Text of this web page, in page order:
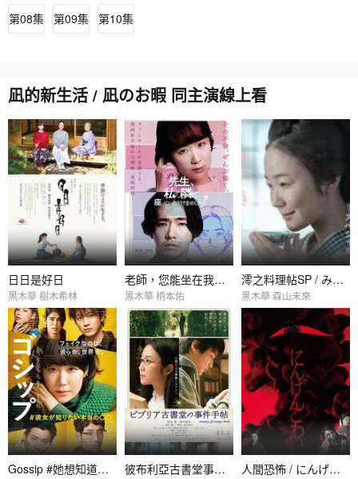
台播出。
第08集 第09集 第10集
凪的新生活 / 凪のお暇 同主演線上看
日日是好日
黑木華 樹木希林
老師，您能坐在我旁邊嗎？ / 先生、私の隣に座っていただけませんか？
黑木華 柄本佑
澪之料理帖SP / みをつくし料理帖スペシャル
黑木華 森山未來
Gossip #她想知道的真正的○○ / ゴシップ#彼女が知りたい本當の○○ 彼布利亞古書堂事件手帖 / ビブリア古書堂の事件手帖 人間恐怖 / にんげんこわい